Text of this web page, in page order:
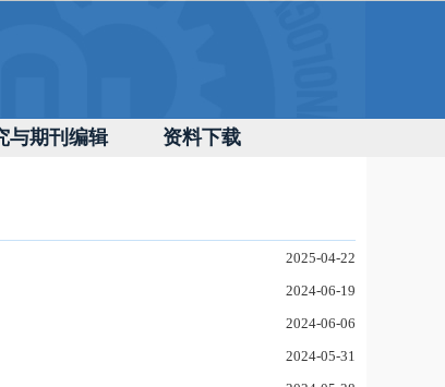
与期刊编辑 资料下载
2025-04-22
2024-06-19
2024-06-06
2024-05-31